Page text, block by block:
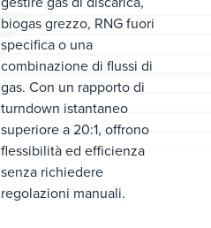
biogas grezzo, RNG fuori
specifica o una
combinazione di flussi di
gas. Con un rapporto di
turndown istantaneo
superiore a 20:1, offrono
flessibilità ed efficienza
senza richiedere
regolazioni manuali.